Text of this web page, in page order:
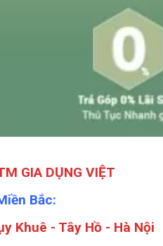
GIA DỤNG VIỆT
Bắc:
Khuê - Tây Hồ - Hà Nội